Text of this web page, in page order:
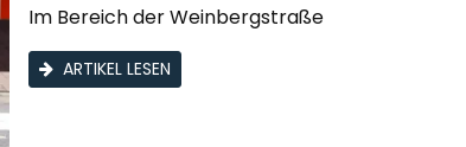
Im Bereich der Weinbergstraße
ARTIKEL LESEN